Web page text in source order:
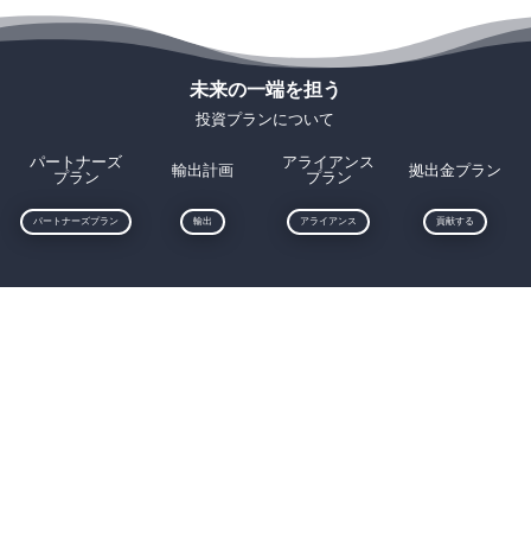
未来の一端を担う
投資プランについて
パートナーズ
プラン
輸出計画
アライアンス
プラン
拠出金プラン
パートナーズプラン 輸出 アライアンス 貢献する